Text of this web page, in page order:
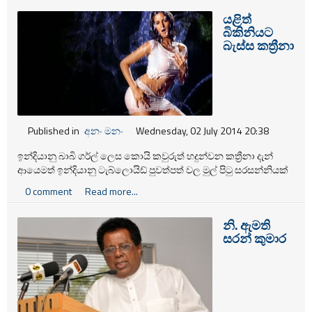
යළිත්
බිකිනියට
බැස්ස කත්‍රීනා
Published in අනං මනං
Wednesday, 02 July 2014 20:38
ඉන්දියානු බාබි ගර්ල් ලෙස කොයි කවුරුත් හදුන්වන කත්‍රීනා දැන්
ආයෙමත් ඉන්දියානු ටැබ්ලොයිඩ් පුවත්පත් වල මුල් පිටු සරසන්නියක්
අඩවිවල කතාබහට ලක්වෙලා තියෙන්නේ රතු පාට බිකිනියක් නිසයි.
0 comment Read more...
නි. ඇමති
සරන් කුමාර